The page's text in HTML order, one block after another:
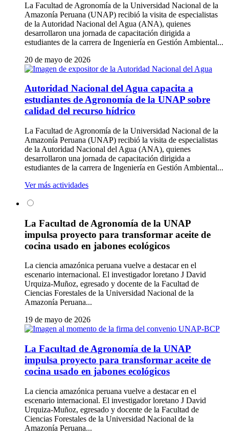
La Facultad de Agronomía de la Universidad Nacional de la
Amazonía Peruana (UNAP) recibió la visita de especialistas
de la Autoridad Nacional del Agua (ANA), quienes
desarrollaron una jornada de capacitación dirigida a
estudiantes de la carrera de Ingeniería en Gestión Ambiental...
20 de mayo de 2026
Autoridad Nacional del Agua capacita a
estudiantes de Agronomía de la UNAP sobre
calidad del recurso hídrico
La Facultad de Agronomía de la Universidad Nacional de la
Amazonía Peruana (UNAP) recibió la visita de especialistas
de la Autoridad Nacional del Agua (ANA), quienes
desarrollaron una jornada de capacitación dirigida a
estudiantes de la carrera de Ingeniería en Gestión Ambiental...
Ver más actividades
La Facultad de Agronomía de la UNAP
impulsa proyecto para transformar aceite de
cocina usado en jabones ecológicos
La ciencia amazónica peruana vuelve a destacar en el
escenario internacional. El investigador loretano J David
Urquiza-Muñoz, egresado y docente de la Facultad de
Ciencias Forestales de la Universidad Nacional de la
Amazonía Peruana...
19 de mayo de 2026
La Facultad de Agronomía de la UNAP
impulsa proyecto para transformar aceite de
cocina usado en jabones ecológicos
La ciencia amazónica peruana vuelve a destacar en el
escenario internacional. El investigador loretano J David
Urquiza-Muñoz, egresado y docente de la Facultad de
Ciencias Forestales de la Universidad Nacional de la
Amazonía Peruana...